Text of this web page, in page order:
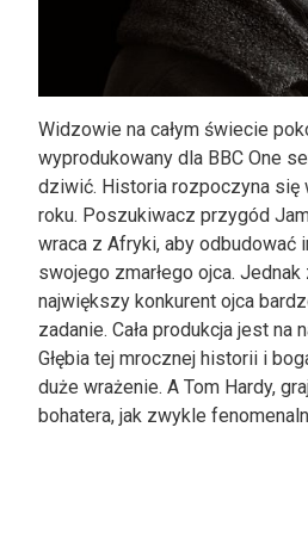
Widzowie na całym świecie
wyprodukowany dla BBC One
dziwić. Historia rozpoczyna się
roku. Poszukiwacz przygód
wraca z Afryki, aby odbudować
swojego zmarłego ojca.
największy konkurent ojca
zadanie. Cała produkcja jest na
Głębia tej mrocznej historii i
duże wrażenie. A Tom Hardy,
bohatera, jak zwykle